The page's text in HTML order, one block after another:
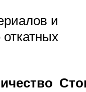
и
откатных